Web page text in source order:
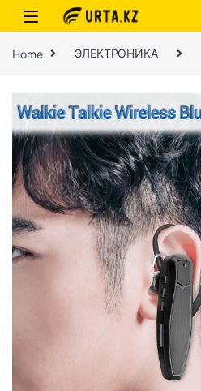
Home ЭЛЕКТРОНИКА